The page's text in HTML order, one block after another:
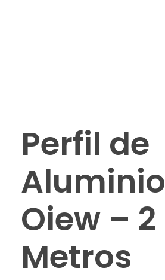
Perfil de
Aluminio
Oiew – 2
Metros